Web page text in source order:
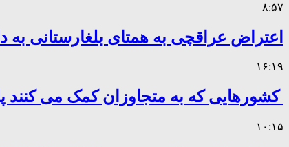
۸:۵۷
اعتراض عراقچی به همتای بلغارستانی به
۱۶:۱۹
کشورهایی که به متجاوزان کمک می
۱۰:۱۵